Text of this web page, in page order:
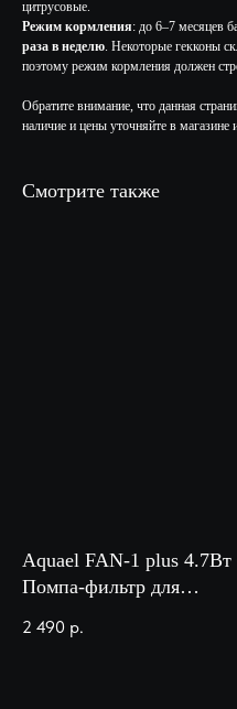
цитрусовые.
Режим кормления: до 6–7 месяцев
раза в неделю. Некоторые гекконы
поэтому режим кормления должен
Обратите внимание, что данная
наличие и цены уточняйте в магазине
Смотрите также
Aquael FAN-1 plus 4.7Вт
Помпа-фильтр для
2 490 р.